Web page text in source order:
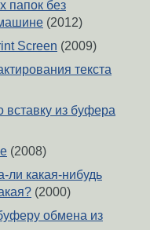
папок без
(2012)
Screen (2009)
текста
из буфера
(2008)
ли какая-нибудь
(2000)
обмена из